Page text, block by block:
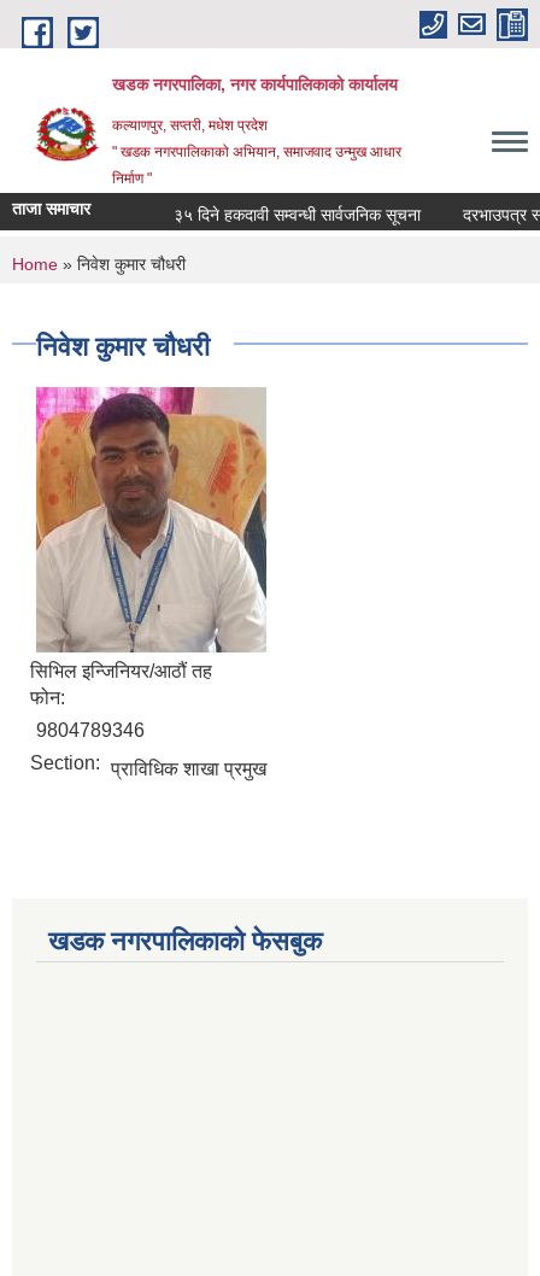
Skip to main content
खडक नगरपालिका, नगर कार्यपालिकाकाे कार्यालय
कल्याणपुर, सप्तरी, मधेश प्रदेश
" खडक नगरपालिकाको अभियान, समाजवाद उन्मुख आधार
निर्माण "
ताजा समाचार ३५ दिने हकदावी सम्वन्धी सार्वजनिक सूचना दरभाउपत्र
You are here
Home » निवेश कुमार चौधरी
निवेश कुमार चौधरी
सिभिल इन्जिनियर/आठौं तह
फोन:
9804789346
Section: प्राविधिक शाखा प्रमुख
खडक नगरपालिकाको फेसबुक